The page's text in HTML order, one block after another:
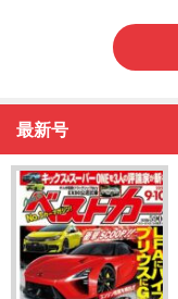
最新号